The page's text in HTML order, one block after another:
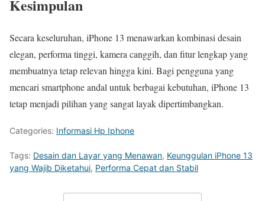
Kesimpulan
Secara keseluruhan, iPhone 13 menawarkan kombinasi desain
elegan, performa tinggi, kamera canggih, dan fitur lengkap yang
membuatnya tetap relevan hingga kini. Bagi pengguna yang
mencari smartphone andal untuk berbagai kebutuhan, iPhone 13
tetap menjadi pilihan yang sangat layak dipertimbangkan.
Categories: Informasi Hp Iphone
Tags: Desain dan Layar yang Menawan, Keunggulan iPhone 13
yang Wajib Diketahui, Performa Cepat dan Stabil